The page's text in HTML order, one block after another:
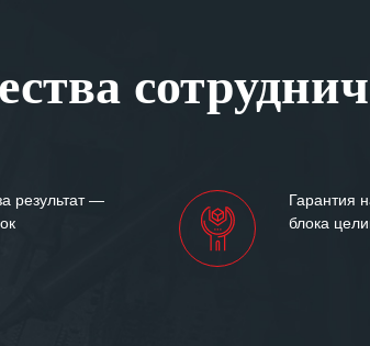
Мы высоко ценим сложившиеся между
«555» долгих лет успеха и процветания.
результат —
Гарантия
блока